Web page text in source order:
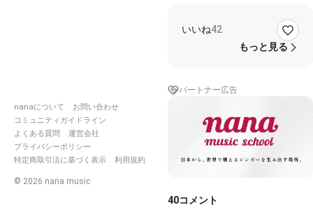
nanaについて
お問い合わせ
コミュニティガイドライン
よくある質問
運営会社
プライバシーポリシー
特定商取引法に基づく表示
利用規約
© 2026 nana music
ありがとうございました
<(_ _)>
リスインしてくれた方
歌詞
夕焼けの街は激しさをそっ
と忘れてる
いつか見た空が 僕の心を
勝手な僕は 君を思い出す
いいね42
もっと見る
パートナー広告
40コメント